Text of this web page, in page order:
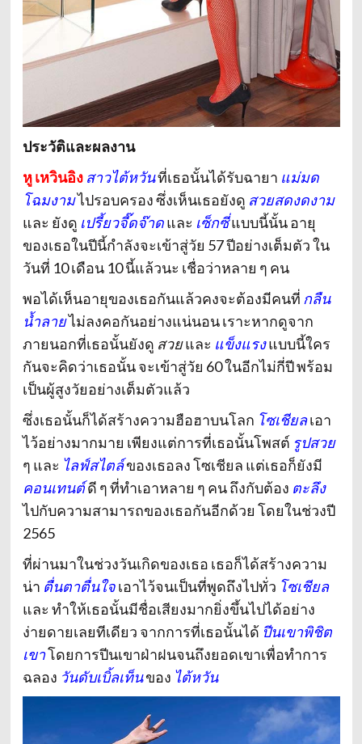
ประวัติและผลงาน
หู เหวินอิง สาวไต้หวันที่เธอนั้นได้รับฉายา แม่มด
โฉมงามไปรอบครอง ซึ่งเห็นเธอยังดู สวยสดงดงาม
และ ยังดู เปรี้ยวจี๊ดจ๊าดและ เซ็กซี่แบบนี้นั้น อายุ
ของเธอในปีนี้กำลังจะเข้าสู่วัย 57 ปีอย่างเต็มตัว ใน
วันที่ 10 เดือน 10 นี้แล้วนะ เชื่อว่าหลาย ๆ คน
พอได้เห็นอายุของเธอกันแล้วคงจะต้องมีคนที่ กลืน
น้ำลายไม่ลงคอกันอย่างแน่นอน เราะหากดูจาก
ภายนอกที่เธอนั้นยังดู สวยและ แข็งแรงแบบนี้ใคร
กันจะคิดว่าเธอนั้น จะเข้าสู่วัย 60 ในอีกไม่กี่ปี พร้อม
เป็นผู้สูงวัยอย่างเต็มตัวแล้ว
ซึ่งเธอนั้นก็ได้สร้างความฮือฮาบนโลก โซเชียลเอา
ไว้อย่างมากมาย เพียงแต่การที่เธอนั้นโพสต์ รูปสวย
ๆ และ ไลฟ์สไตล์ของเธอลง โซเชียล แต่เธอก็ยังมี
คอนเทนต์ดี ๆ ที่ทำเอาหลาย ๆ คน ถึงกับต้อง ตะลึง
ไปกับความสามารถของเธอกันอีกด้วย โดยในช่วงปี
2565
ที่ผ่านมาในช่วงวันเกิดของเธอ เธอก็ได้สร้างความ
น่า ตื่นตาตื่นใจเอาไว้จนเป็นที่พูดถึงไปทั่ว โซเชียล
และ ทำให้เธอนั้นมีชื่อเสียงมากยิ่งขึ้นไปได้อย่าง
ง่ายดายเลยทีเดียว จากการที่เธอนั้นได้ ปีนเขาพิชิต
เขาโดยการปีนเขาฝ่าฝนจนถึงยอดเขาเพื่อทำการ
ฉลอง วันดับเบิ้ลเท็นของ ไต้หวัน